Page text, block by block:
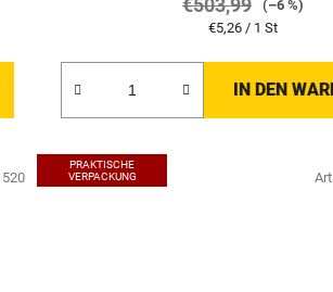
€503,99
(–6 %)
Verkaufspreis:
€5,26 / 1 St
IN DEN
PRAKTISCHE
VERPACKUNG